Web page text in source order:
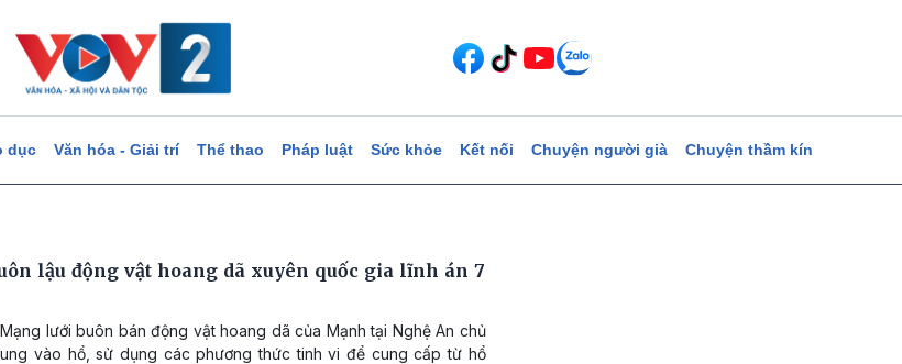
dục Văn hóa - Giải trí Thể thao Pháp luật Sức khỏe Kết nối Chuyện người già Chuyện thầm kín
lậu động vật hoang dã xuyên quốc gia lĩnh án 7
lưới buôn bán động vật hoang dã của Mạnh tại Nghệ An chủ
vào hổ, sử dụng các phương thức tinh vi để cung cấp từ hổ